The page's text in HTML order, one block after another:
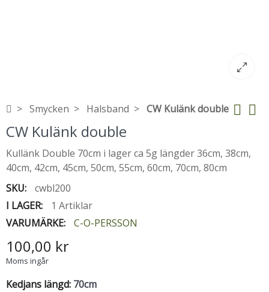
Smycken Halsband CW Kulänk double
CW Kulänk double
Kullänk Double 70cm i lager ca 5g längder 36cm, 38cm,
40cm, 42cm, 45cm, 50cm, 55cm, 60cm, 70cm, 80cm
SKU:
cwbl200
I LAGER:
1 Artiklar
VARUMÄRKE:
C-O-PERSSON
100,00 kr
Moms ingår
Kedjans längd: 70cm